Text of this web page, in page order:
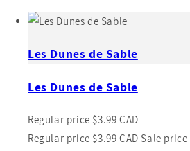
Les Dunes de Sable
Les Dunes de Sable
Regular price $3.99 CAD
Regular price $3.99 CADSale price